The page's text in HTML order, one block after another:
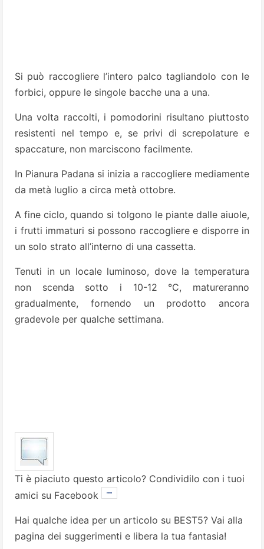
Si può raccogliere l’intero palco tagliandolo con le
forbici, oppure le singole bacche una a una.
Una volta raccolti, i pomodorini risultano piuttosto
resistenti nel tempo e, se privi di screpolature e
spaccature, non marciscono facilmente.
In Pianura Padana si inizia a raccogliere mediamente
da metà luglio a circa metà ottobre.
A fine ciclo, quando si tolgono le piante dalle aiuole,
i frutti immaturi si possono raccogliere e disporre in
un solo strato all’interno di una cassetta.
Tenuti in un locale luminoso, dove la temperatura
non scenda sotto i 10-12 °C, matureranno
gradualmente, fornendo un prodotto ancora
gradevole per qualche settimana.
Ti è piaciuto questo articolo? Condividilo con i tuoi
amici su Facebook
Hai qualche idea per un articolo su BEST5? Vai alla
pagina dei suggerimenti e libera la tua fantasia!